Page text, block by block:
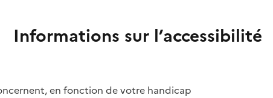
Informations sur l’accessibilité
en fonction de votre handicap